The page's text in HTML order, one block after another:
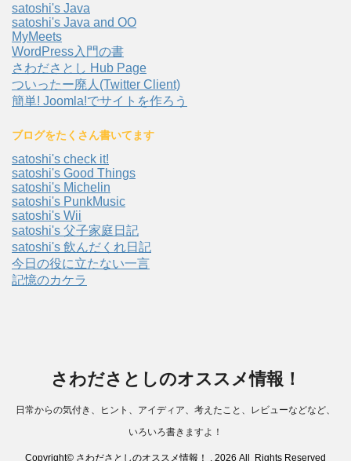
satoshi's Java
satoshi's Java and OO
MyMeets
WordPress入門の書
さわださとし Hub Page
ついったー廃人(Twitter Client)
簡単! Joomla!でサイトを作ろう
ブログをたくさん書いてます
satoshi's check it!
satoshi's Good Things
satoshi's Michelin
satoshi's PunkMusic
satoshi's Wii
satoshi's 父子家庭日記
satoshi's 飲んだくれ日記
今日の役に立たない一言
記憶のカケラ
さわださとしのオススメ情報！
日常からの気付き、ヒント、アイディア、考えたこと、レビューなどなど、
いろいろ書きますよ！
Copyright© さわださとしのオススメ情報！ , 2026 All Rights Reserved